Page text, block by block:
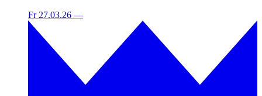
Fr 27.03.26 —